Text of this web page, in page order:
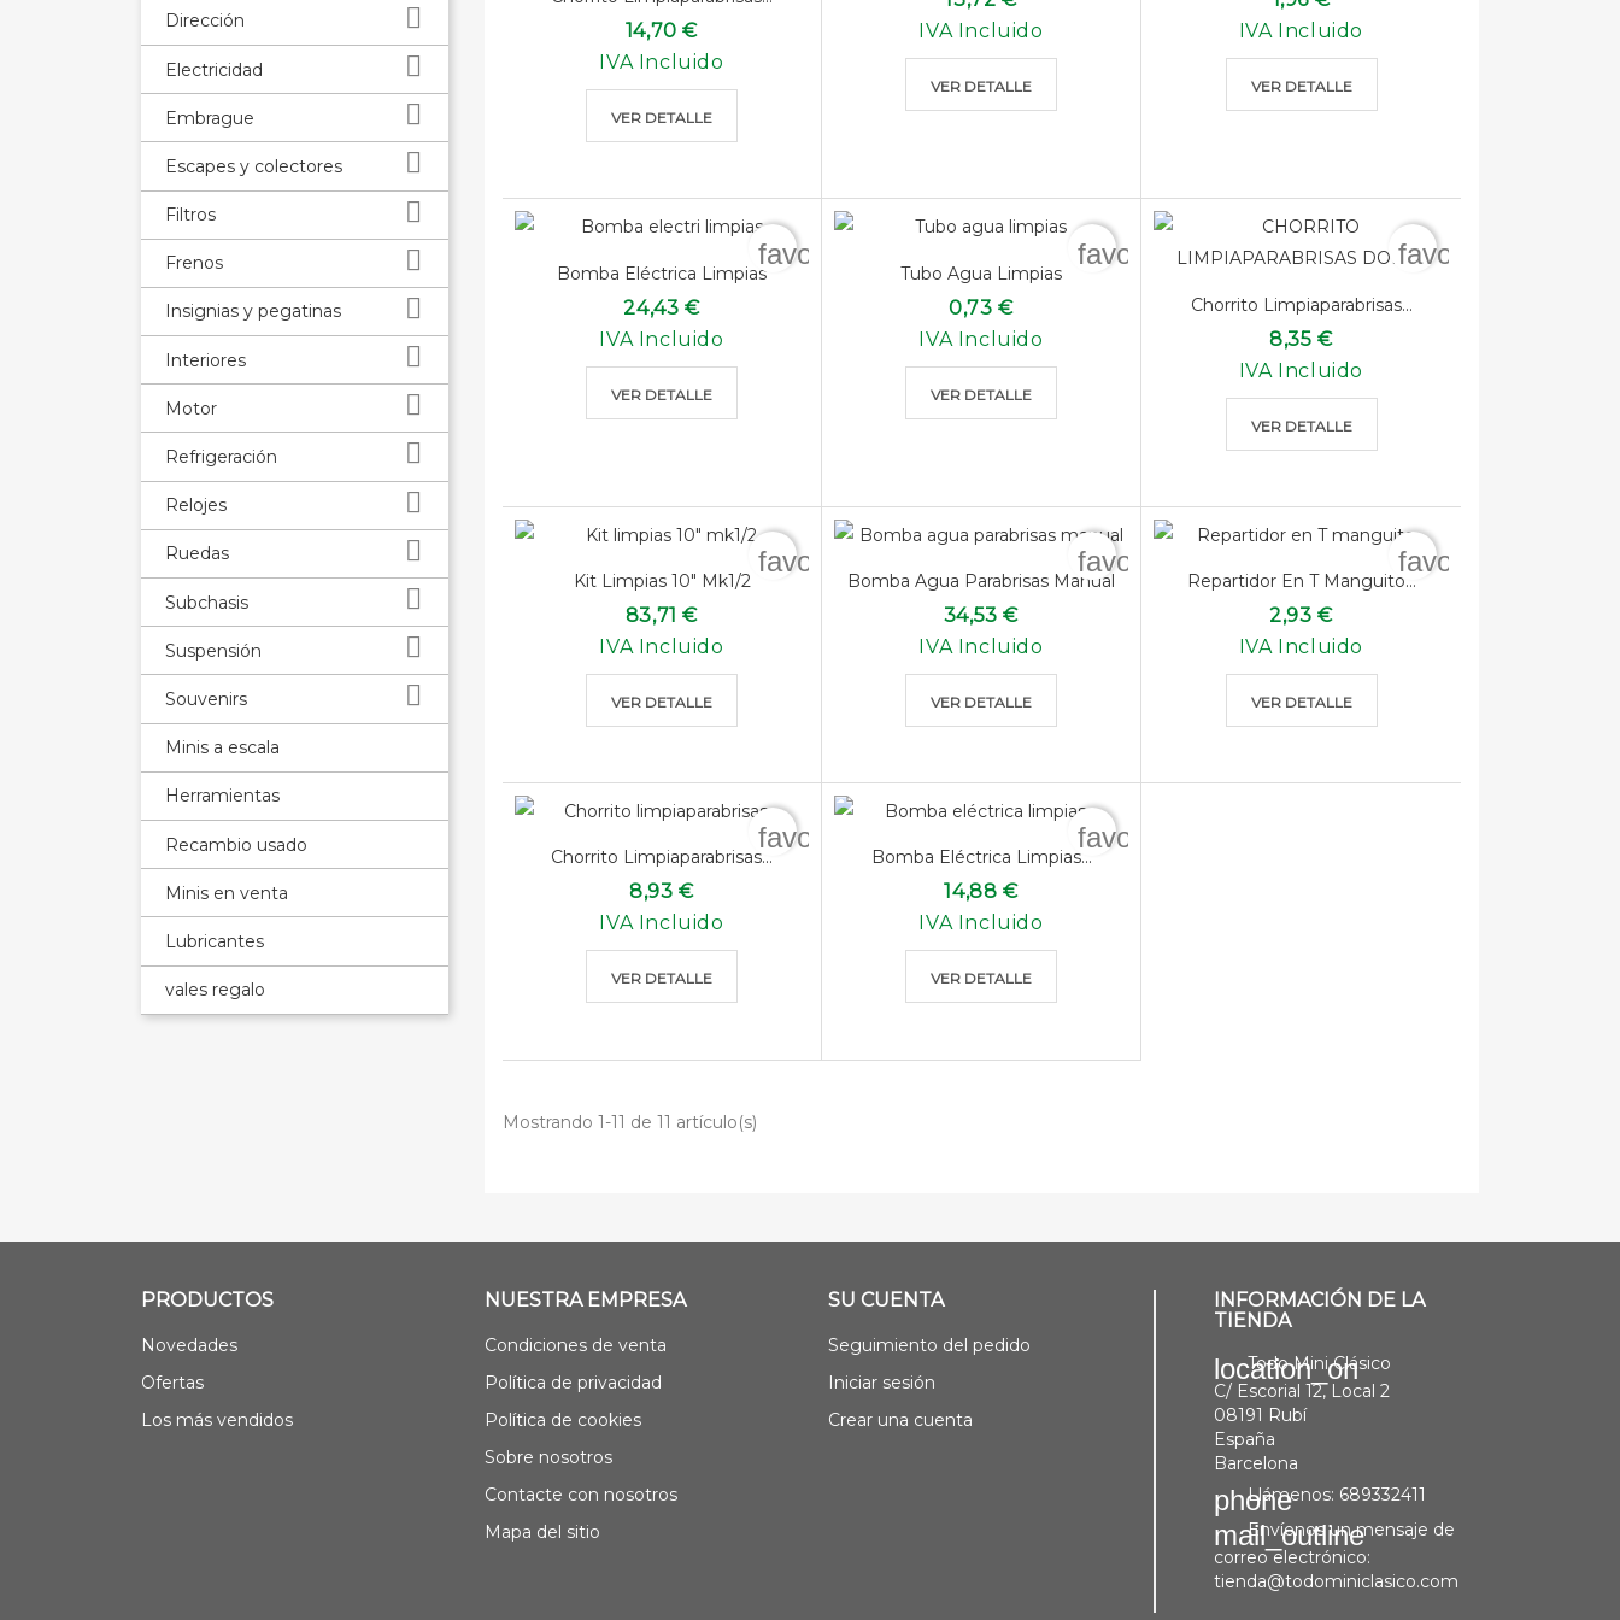
Dirección 
Electricidad 
Embrague 
Escapes y colectores 
Filtros 
Frenos 
Insignias y pegatinas 
Interiores 
Motor 
Refrigeración 
Relojes 
Ruedas 
Subchasis 
Suspensión 
Souvenirs 
Minis a escala
Herramientas
Recambio usado
Minis en venta
Lubricantes
vales regalo
14,70 €
IVA Incluido
VER DETALLE
IVA Incluido
VER DETALLE
IVA Incluido
VER DETALLE
Bomba Eléctrica Limpias
24,43 €
IVA Incluido
VER DETALLE
favorite_border
Tubo Agua Limpias
0,73 €
IVA Incluido
VER DETALLE
favorite_border
Chorrito Limpiaparabrisas...
8,35 €
IVA Incluido
VER DETALLE
favorite_border
Kit Limpias 10" Mk1/2
83,71 €
IVA Incluido
VER DETALLE
favorite_border
Bomba Agua Parabrisas Manual
34,53 €
IVA Incluido
VER DETALLE
favorite_border
Repartidor En T Manguito...
2,93 €
IVA Incluido
VER DETALLE
favorite_border
Chorrito Limpiaparabrisas...
8,93 €
IVA Incluido
VER DETALLE
favorite_border
Bomba Eléctrica Limpias...
14,88 €
IVA Incluido
VER DETALLE
favorite_border
Mostrando 1-11 de 11 artículo(s)
PRODUCTOS
Novedades
Ofertas
Los más vendidos
NUESTRA EMPRESA
Condiciones de venta
Política de privacidad
Política de cookies
Sobre nosotros
Contacte con nosotros
Mapa del sitio
SU CUENTA
Seguimiento del pedido
Iniciar sesión
Crear una cuenta
INFORMACIÓN DE LA
TIENDA
location_on
Todo Mini Clásico
C/ Escorial 12, Local 2
08191 Rubí
España
Barcelona
phone
Llámenos: 689332411
mail_outline
Envíenos un mensaje de
correo electrónico:
tienda@todominiclasico.com